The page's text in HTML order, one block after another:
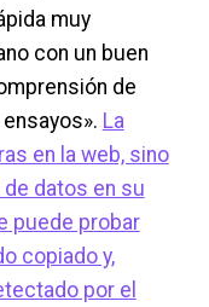
muy
con un buen
de
La
en la web, sino
datos en su
puede probar
copiado y,
por el